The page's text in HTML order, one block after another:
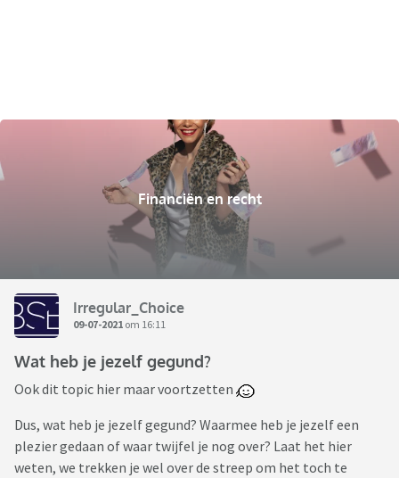
Financiën en recht
Irregular_Choice
09-07-2021 om 16:11
Wat heb je jezelf gegund?
Ook dit topic hier maar voortzetten
Dus, wat heb je jezelf gegund? Waarmee heb je jezelf een
plezier gedaan of waar twijfel je nog over? Laat het hier
weten, we trekken je wel over de streep om het toch te